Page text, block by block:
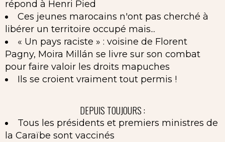
répond à Henri Pied
Ces jeunes marocains n'ont pas cherché à
libérer un territoire occupé mais...
« Un pays raciste » : voisine de Florent
Pagny, Moira Millán se livre sur son combat
pour faire valoir les droits mapuches
Ils se croient vraiment tout permis !
DEPUIS TOUJOURS :
Tous les présidents et premiers ministres de
la Caraïbe sont vaccinés